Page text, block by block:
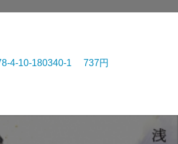
4-10-180340-1 737円